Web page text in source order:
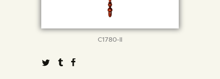
C1780-II